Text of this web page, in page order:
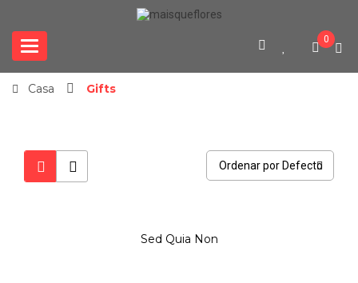
Categories 0
Casa Gifts
Ordenar por Defecto
Sed Quia Non